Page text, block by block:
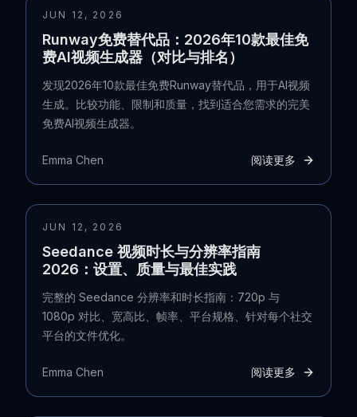
JUN 12, 2026
Runway免费替代品：2026年10款最佳免
费AI视频生成器（对比与排名）
发现2026年10款最佳免费Runway替代品，用于AI视频
生成。比较功能、限制和质量，找到适合您需求的完美
免费AI视频生成器。
Emma Chen 阅读更多
JUN 12, 2026
Seedance 视频时长与分辨率指南
2026：设置、质量与最佳实践
完整的 Seedance 分辨率和时长指南：720p 与
1080p 对比、宽高比、帧率、平台规格、针对每个社交
平台的文件优化。
Emma Chen 阅读更多